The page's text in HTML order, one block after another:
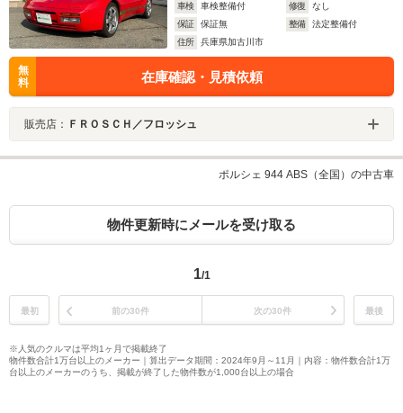
車検
車検整備付 修復
なし
保証
保証無 整備
法定整備付
住所
兵庫県加古川市
無
料
在庫確認・見積依頼
販売店： ＦＲＯＳＣＨ／フロッシュ
ポルシェ 944 ABS（全国）の中古車
物件更新時にメールを受け取る
1/1
最初 前の30件 次の30件 最後
※人気のクルマは平均1ヶ月で掲載終了
物件数合計1万台以上のメーカー｜算出データ期間：2024年9月～11月｜内容：物件数合計1万
台以上のメーカーのうち、掲載が終了した物件数が1,000台以上の場合